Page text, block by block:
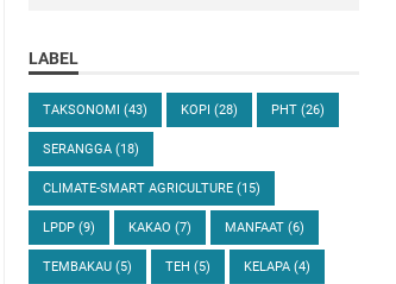
LABEL
TAKSONOMI (43) KOPI (28) PHT (26)
SERANGGA (18)
CLIMATE-SMART AGRICULTURE (15)
LPDP (9) KAKAO (7) MANFAAT (6)
TEMBAKAU (5) TEH (5) KELAPA (4)